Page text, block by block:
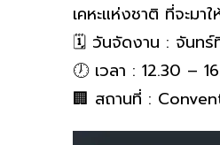
เคหะแห่งชาติ ที่จะมา
🗓️ วันจัดงาน : จันท
🕖 เวลา : 12.30 –
🏢 สถานที่ :